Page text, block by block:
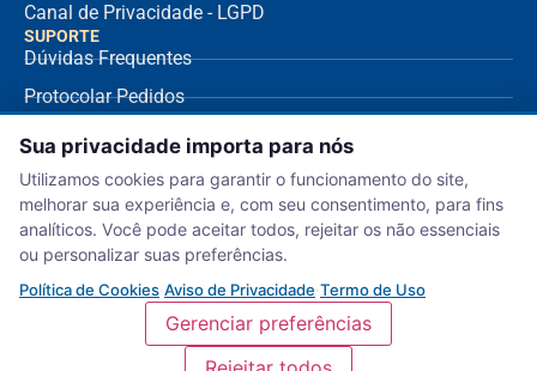
Canal de Privacidade - LGPD
SUPORTE
Dúvidas Frequentes
Protocolar Pedidos
Envio de NF Fornecedor
Ouvidoria
Aviso de Privacidade
Termo de Uso
Política de Cookies
Sua privacidade importa para nós
Utilizamos cookies para garantir o funcionamento do site,
melhorar sua experiência e, com seu consentimento, para fins
analíticos. Você pode aceitar todos, rejeitar os não essenciais
ou personalizar suas preferências.
Política de Cookies·Aviso de Privacidade·Termo de Uso
Gerenciar preferências